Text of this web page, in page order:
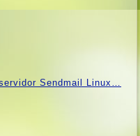
Sendmail Linux…